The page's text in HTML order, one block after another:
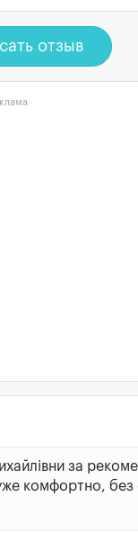
отзыв
за
комфортно, без